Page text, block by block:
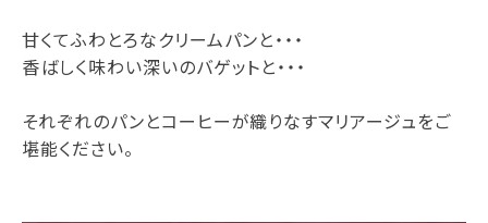
甘くてふわとろなクリームパンと・・・
香ばしく味わい深いのバゲットと・・・
それぞれのパンとコーヒーが織りなすマリアージュをご
堪能ください。